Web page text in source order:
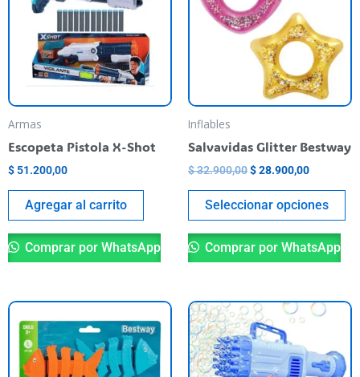
Armas
Escopeta Pistola X-Shot
$ 51.200,00
Agregar al carrito
Comprar por WhatsApp
Inflables
Salvavidas Glitter Bestway
$32.900,00$28.900,00
Seleccionar opciones
Comprar por WhatsApp
This
product
multiple